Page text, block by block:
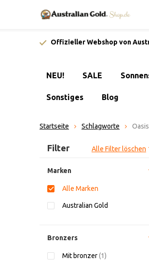
Offizieller Webshop von
NEU! SALE
Sonstiges Blog
Startseite Schlagworte Oasis
Sortieren nach:
Filter Alle Filter löschen
Marken
Alle Marken
Australian Gold
Bronzers
Mit bronzer(1)